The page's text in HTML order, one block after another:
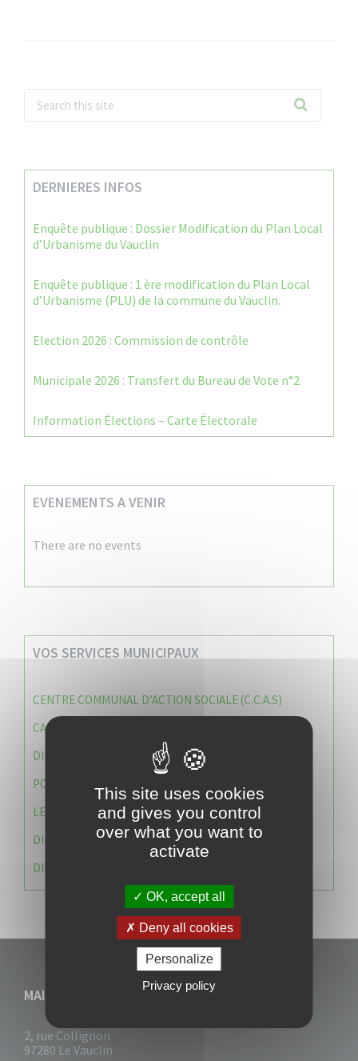
DERNIERES INFOS
Enquête publique : Dossier Modification du Plan Local
d’Urbanisme du Vauclin
Enquête publique : 1 ère modification du Plan Local
d’Urbanisme (PLU) de la commune du Vauclin.
Election 2026 : Commission de contrôle
Municipale 2026 : Transfert du Bureau de Vote n°2
Information Élections – Carte Électorale
EVENEMENTS A VENIR
There are no events
VOS SERVICES MUNICIPAUX
CENTRE COMMUNAL D’ACTION SOCIALE (C.C.A.S)
CAISSE DES ÉCOLES
DIRECTION DES SERVICES TECHNIQUES
POLICE MUNICIPALE
LE CABINET DU MAIRE
DIRECTION DES RESSOURCES ET MOYENS
DIRECTION DU DEVELLOPPEMENT URBAIN DURABL
MAIRIE DU VAUCLIN
2, rue Collignon
97280 Le Vauclin
This site uses cookies
and gives you control
over what you want to
activate
OK, accept all
Deny all cookies
Personalize
Privacy policy